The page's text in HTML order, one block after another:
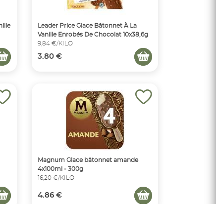
Leader Price Glace Bâtonnet À La
Vanille Enrobés De Chocolat 10x38,6g
9,84 €/KILO
3.80 €
Magnum Glace bâtonnet amande
4x100ml - 300g
16,20 €/KILO
4.86 €